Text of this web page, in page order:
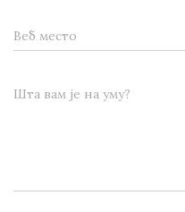
Веб место
Шта вам је на уму?